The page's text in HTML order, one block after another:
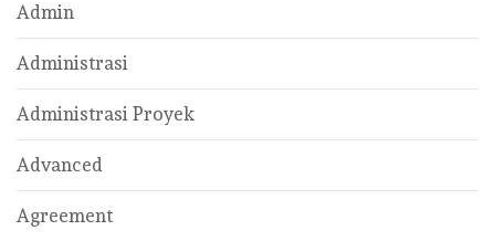
Admin
Administrasi
Administrasi Proyek
Advanced
Agreement